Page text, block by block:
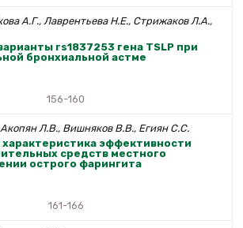
А.Г., Лаврентьева Н.Е., Стрижаков Л.А.,
rs1837253 гена TSLP при
бронхиальной астме
156-160
Л.В., Вишняков В.В., Егиян С.С.
характеристика эффективности
средств местного
острого фарингита
161-166